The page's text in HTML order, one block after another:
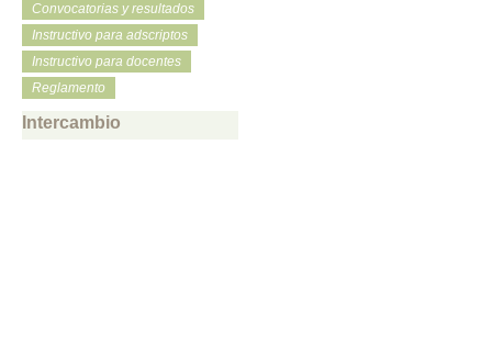
Convocatorias y resultados
Instructivo para adscriptos
Instructivo para docentes
Reglamento
Intercambio